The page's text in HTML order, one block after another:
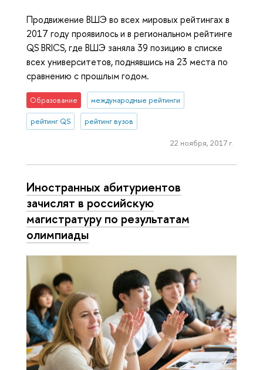
Продвижение ВШЭ во всех мировых рейтингах в
2017 году проявилось и в региональном рейтинге
QS BRICS, где ВШЭ заняла 39 позицию в списке
всех университетов, поднявшись на 23 места по
сравнению с прошлым годом.
Образование международные рейтинги
рейтинг QS рейтинг вузов
22 ноября, 2017 г.
Иностранных абитуриентов
зачислят в российскую
магистратуру по результатам
олимпиады